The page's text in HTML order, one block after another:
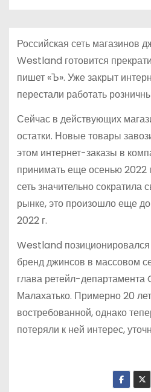
Российская сеть магазинов
Westland готовится
пишет «Ъ». Уже закрыт
перестали работать
Сейчас в действующих
остатки. Новые товары
этом интернет-заказы в
принимать еще осенью 2022
сеть значительно сократила
рынке, это произошло еще
2022 г.
Westland позиционировался
бренд джинсов в массовом
глава ретейл-департамента
Малахатько. Примерно 20
востребованной, однако
потеряли к ней интерес,